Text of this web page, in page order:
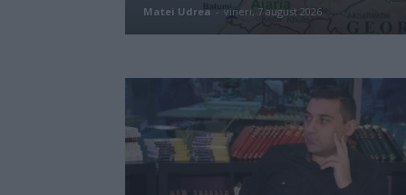
Matei Udrea - vineri, 7 august 2026